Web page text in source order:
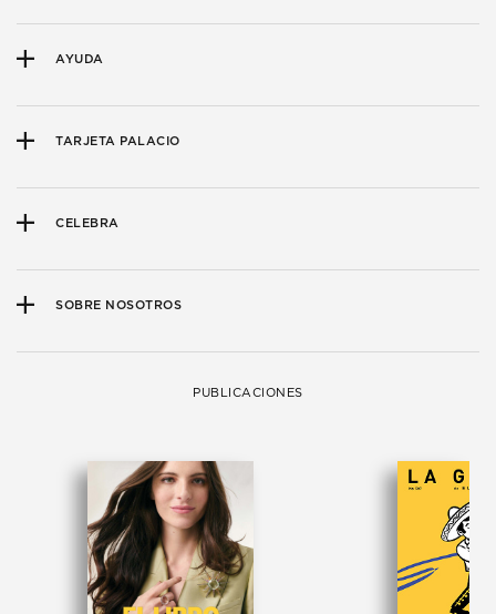
AYUDA
TARJETA PALACIO
CELEBRA
SOBRE NOSOTROS
PUBLICACIONES